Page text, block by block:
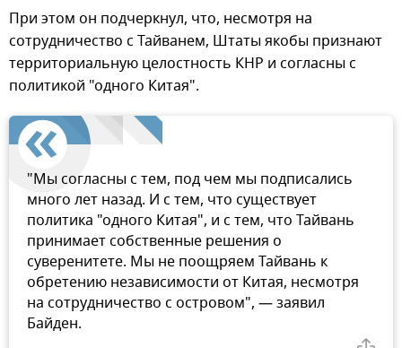
При этом он подчеркнул, что, несмотря на
сотрудничество с Тайванем, Штаты якобы признают
территориальную целостность КНР и согласны с
политикой "одного Китая".
"Мы согласны с тем, под чем мы подписались
много лет назад. И с тем, что существует
политика "одного Китая", и с тем, что Тайвань
принимает собственные решения о
суверенитете. Мы не поощряем Тайвань к
обретению независимости от Китая, несмотря
на сотрудничество с островом", — заявил
Байден.